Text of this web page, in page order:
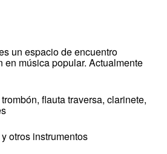
un espacio de encuentro
en música popular. Actualmente
flauta traversa, clarinete,
otros instrumentos